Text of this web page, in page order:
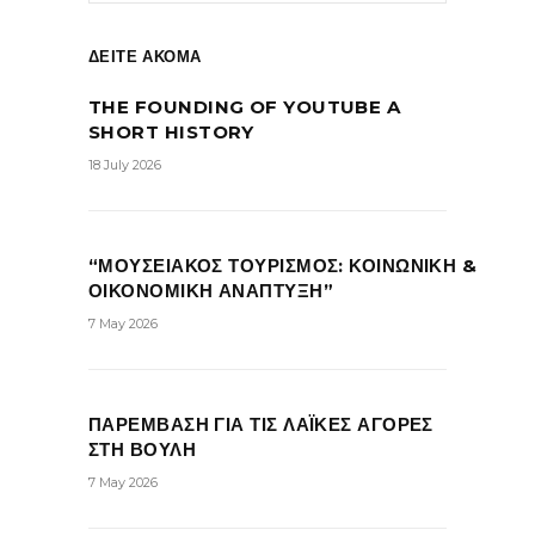
ΔΕΙΤΕ ΑΚΟΜΑ
THE FOUNDING OF YOUTUBE A
SHORT HISTORY
18 July 2026
“ΜΟΥΣΕΙΑΚΟΣ ΤΟΥΡΙΣΜΟΣ: ΚΟΙΝΩΝΙΚΗ &
ΟΙΚΟΝΟΜΙΚΗ ΑΝΑΠΤΥΞΗ”
7 May 2026
ΠΑΡΕΜΒΑΣΗ ΓΙΑ ΤΙΣ ΛΑΪΚΕΣ ΑΓΟΡΕΣ
ΣΤΗ ΒΟΥΛΗ
7 May 2026